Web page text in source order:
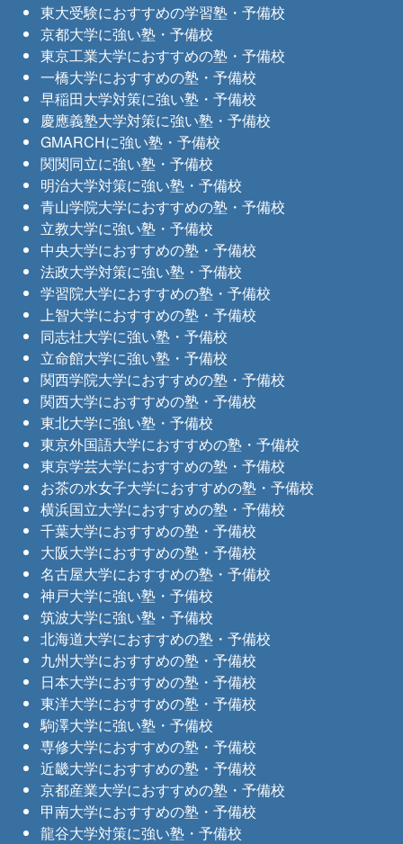
東大受験におすすめの学習塾・予備校
京都大学に強い塾・予備校
東京工業大学におすすめの塾・予備校
一橋大学におすすめの塾・予備校
早稲田大学対策に強い塾・予備校
慶應義塾大学対策に強い塾・予備校
GMARCHに強い塾・予備校
関関同立に強い塾・予備校
明治大学対策に強い塾・予備校
青山学院大学におすすめの塾・予備校
立教大学に強い塾・予備校
中央大学におすすめの塾・予備校
法政大学対策に強い塾・予備校
学習院大学におすすめの塾・予備校
上智大学におすすめの塾・予備校
同志社大学に強い塾・予備校
立命館大学に強い塾・予備校
関西学院大学におすすめの塾・予備校
関西大学におすすめの塾・予備校
東北大学に強い塾・予備校
東京外国語大学におすすめの塾・予備校
東京学芸大学におすすめの塾・予備校
お茶の水女子大学におすすめの塾・予備校
横浜国立大学におすすめの塾・予備校
千葉大学におすすめの塾・予備校
大阪大学におすすめの塾・予備校
名古屋大学におすすめの塾・予備校
神戸大学に強い塾・予備校
筑波大学に強い塾・予備校
北海道大学におすすめの塾・予備校
九州大学におすすめの塾・予備校
日本大学におすすめの塾・予備校
東洋大学におすすめの塾・予備校
駒澤大学に強い塾・予備校
専修大学におすすめの塾・予備校
近畿大学におすすめの塾・予備校
京都産業大学におすすめの塾・予備校
甲南大学におすすめの塾・予備校
龍谷大学対策に強い塾・予備校